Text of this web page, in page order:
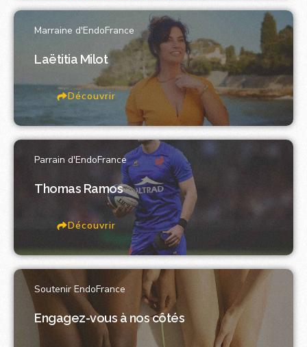
Marraine d'EndoFrance
Laëtitia Milot
Découvrir
Parrain d'EndoFrance
Thomas Ramos
Découvrir
Soutenir EndoFrance
Engagez-vous à nos côtés